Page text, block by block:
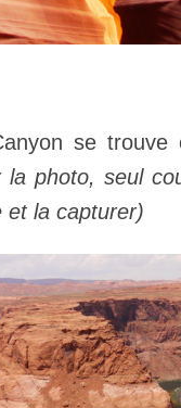
se
la photo, seul
et la capturer)